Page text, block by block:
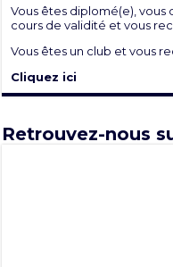
Vous êtes diplomé(e),
cours de validité et vous
Vous êtes un club et vous
Cliquez ici
Retrouvez-nous